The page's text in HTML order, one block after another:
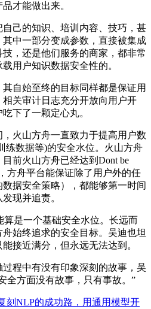
才能做出来。
己的知识、培训内容、技巧，甚
中一部分变成参数，直接被集成
，还是他们服务的商家，都非常
用户知识数据安全性的。
始至终的目标同样都是保证用
关审计日志充分开放向用户开
下了一颗定心丸。
火山方舟一直致力于提高用户数
练数据等)的安全水位。火山方舟
前火山方舟已经达到Dont be
方舟平台能保证除了用户外的任
据安全策略），都能够第一时间
现并追责。
是一个基础安全水位。长远而
舟始终追求的安全目标。吴迪也坦
接近满分，但永远无法达到。
程中有没有印象深刻的故事，吴
全方面没有故事，只有事故。”
刻NLP的成功路，用通用模型开